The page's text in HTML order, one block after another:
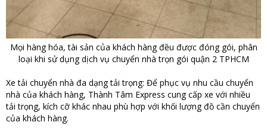
Mọi hàng hóa, tài sản của khách hàng đều được đóng gói, phân
loại khi sử dụng dịch vụ chuyển nhà trọn gói quận 2 TPHCM
Xe tải chuyển nhà đa dạng tải trọng: Để phục vụ nhu cầu chuyển
nhà của khách hàng, Thành Tâm Express cung cấp xe với nhiều
tải trọng, kích cỡ khác nhau phù hợp với khối lượng đồ cần chuyển
của khách hàng.